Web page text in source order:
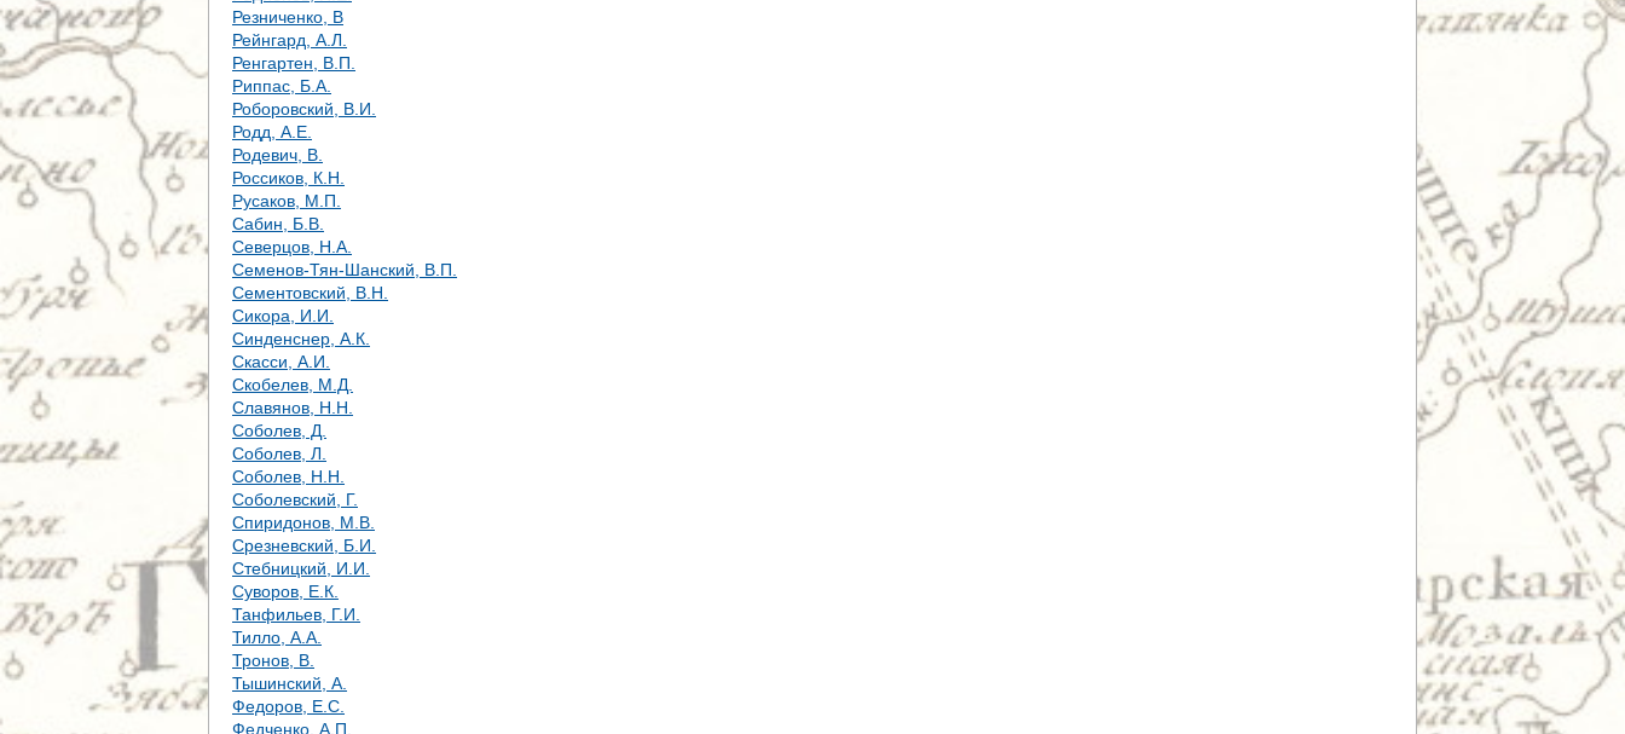
Резниченко, В
Рейнгард, А.Л.
Ренгартен, В.П.
Риппас, Б.А.
Роборовский, В.И.
Родд, А.Е.
Родевич, В.
Россиков, К.Н.
Русаков, М.П.
Сабин, Б.В.
Северцов, Н.А.
Семенов-Тян-Шанский, В.П.
Сементовский, В.Н.
Сикора, И.И.
Синденснер, А.К.
Скасси, А.И.
Скобелев, М.Д.
Славянов, Н.Н.
Соболев, Д.
Соболев, Л.
Соболев, Н.Н.
Соболевский, Г.
Спиридонов, М.В.
Срезневский, Б.И.
Стебницкий, И.И.
Суворов, Е.К.
Танфильев, Г.И.
Тилло, А.А.
Тронов, В.
Тышинский, А.
Федоров, Е.С.
Федченко, А.П.